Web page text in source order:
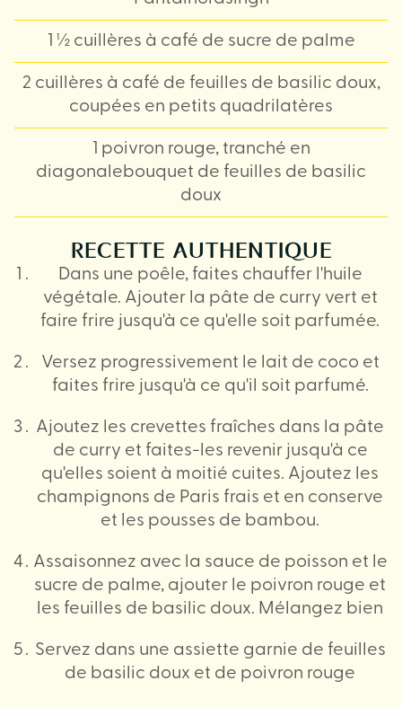
1 ½ cuillères à café de sucre de palme
2 cuillères à café de feuilles de basilic doux,
coupées en petits quadrilatères
1 poivron rouge, tranché en
diagonalebouquet de feuilles de basilic
doux
RECETTE AUTHENTIQUE
Dans une poêle, faites chauffer l'huile
végétale. Ajouter la pâte de curry vert et
faire frire jusqu'à ce qu'elle soit parfumée.
Versez progressivement le lait de coco et
faites frire jusqu'à ce qu'il soit parfumé.
Ajoutez les crevettes fraîches dans la pâte
de curry et faites-les revenir jusqu'à ce
qu'elles soient à moitié cuites. Ajoutez les
champignons de Paris frais et en conserve
et les pousses de bambou.
Assaisonnez avec la sauce de poisson et le
sucre de palme, ajouter le poivron rouge et
les feuilles de basilic doux. Mélangez bien
Servez dans une assiette garnie de feuilles
de basilic doux et de poivron rouge